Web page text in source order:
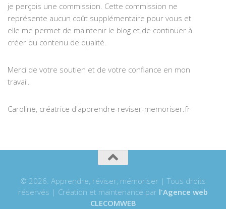
je perçois une commission. Cette commission ne
représente aucun coût supplémentaire pour vous et
elle me permet de maintenir le blog et de continuer à
créer du contenu de qualité.
Merci de votre soutien et de votre confiance en mon
travail.
Caroline, créatrice d'apprendre-reviser-memoriser.fr
© 2026. Apprendre, réviser, mémoriser | Tous droits
réservés | Création et maintenance par l'Agence web
CLECOMWEB